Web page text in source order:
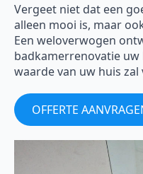
Vergeet niet dat een
alleen mooi is, maar
Een weloverwogen
badkamerrenovatie uw
waarde van uw huis zal
OFFERTE